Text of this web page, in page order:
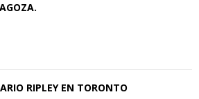
RIPLEY EN TORONTO